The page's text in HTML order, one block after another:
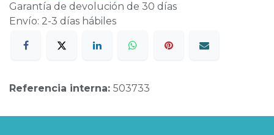
Garantía de devolución de 30 días
Envío: 2-3 días hábiles
Referencia interna: 503733